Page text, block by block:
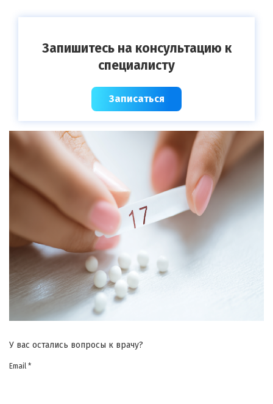
Запишитесь на консультацию к
специалисту
Записаться
У вас остались вопросы к врачу?
Email *